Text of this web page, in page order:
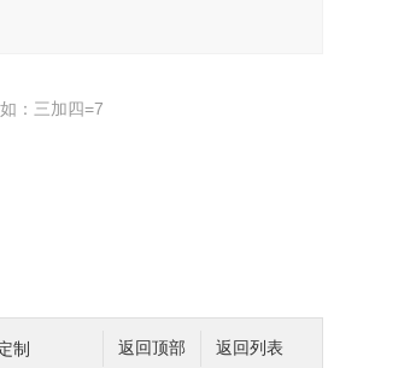
：三加四=7
返回列表
返回顶部
制